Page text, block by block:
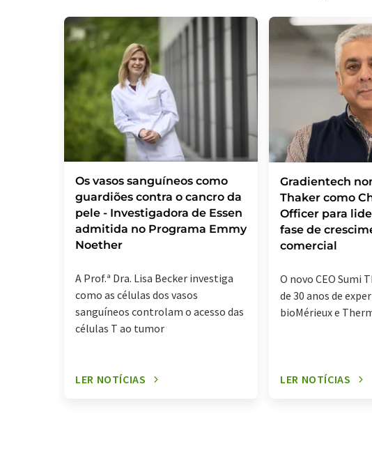
Os vasos sanguíneos como
guardiões contra o cancro da
pele - Investigadora de Essen
admitida no Programa Emmy
Noether
A Prof.ª Dra. Lisa Becker investiga
como as células dos vasos
sanguíneos controlam o acesso das
células T ao tumor
LER NOTÍCIAS
Gradientech
Thaker como
Officer para
fase de
comercial
O novo CEO Sumi
de 30 anos de
bioMérieux e
LER NOTÍCIAS